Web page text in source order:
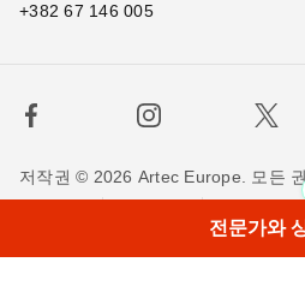
Hi!
×
+382 67 146 005
저작권 © 2026 Artec Europe. 모든 권
전문가와